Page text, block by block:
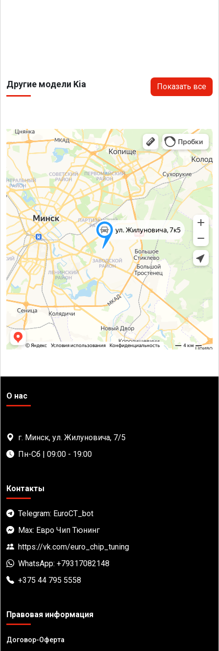
Другие модели Kia Показать все
О нас
г. Минск, ул. Жилуновича, 7/5
Пн-Сб | 09:00 - 19:00
Контакты
Telegram: EuroCT_bot
Max: Евро Чип Тюнинг
https://vk.com/euro_chip_tuning
WhatsApp: +79317082148
+375 44 795 5558
Правовая информация
Договор-Оферта